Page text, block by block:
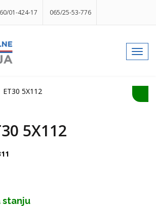
01-424-17 065/25-53-776
5X112
stanju